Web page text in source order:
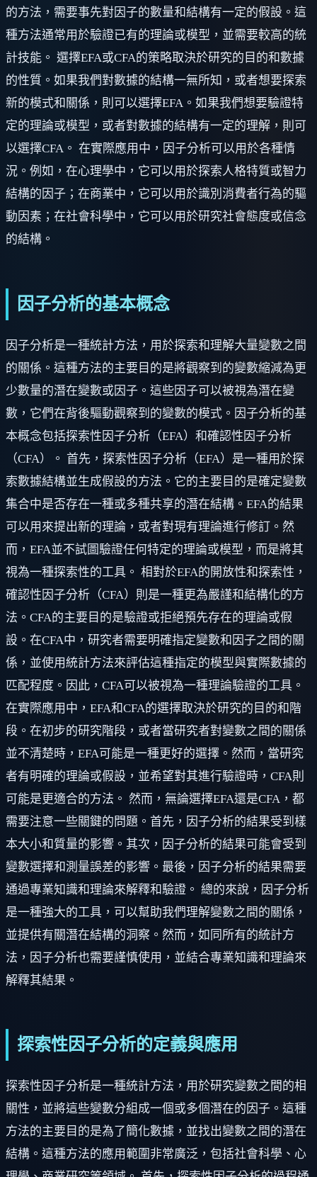
的方法，需要事先對因子的數量和結構有一定的假設。這
種方法通常用於驗證已有的理論或模型，並需要較高的統
計技能。 選擇EFA或CFA的策略取決於研究的目的和數據
的性質。如果我們對數據的結構一無所知，或者想要探索
新的模式和關係，則可以選擇EFA。如果我們想要驗證特
定的理論或模型，或者對數據的結構有一定的理解，則可
以選擇CFA。 在實際應用中，因子分析可以用於各種情
況。例如，在心理學中，它可以用於探索人格特質或智力
結構的因子；在商業中，它可以用於識別消費者行為的驅
動因素；在社會科學中，它可以用於研究社會態度或信念
的結構。
因子分析的基本概念
因子分析是一種統計方法，用於探索和理解大量變數之間
的關係。這種方法的主要目的是將觀察到的變數縮減為更
少數量的潛在變數或因子。這些因子可以被視為潛在變
數，它們在背後驅動觀察到的變數的模式。因子分析的基
本概念包括探索性因子分析（EFA）和確認性因子分析
（CFA）。 首先，探索性因子分析（EFA）是一種用於探
索數據結構並生成假設的方法。它的主要目的是確定變數
集合中是否存在一種或多種共享的潛在結構。EFA的結果
可以用來提出新的理論，或者對現有理論進行修訂。然
而，EFA並不試圖驗證任何特定的理論或模型，而是將其
視為一種探索性的工具。 相對於EFA的開放性和探索性，
確認性因子分析（CFA）則是一種更為嚴謹和結構化的方
法。CFA的主要目的是驗證或拒絕預先存在的理論或假
設。在CFA中，研究者需要明確指定變數和因子之間的關
係，並使用統計方法來評估這種指定的模型與實際數據的
匹配程度。因此，CFA可以被視為一種理論驗證的工具。
在實際應用中，EFA和CFA的選擇取決於研究的目的和階
段。在初步的研究階段，或者當研究者對變數之間的關係
並不清楚時，EFA可能是一種更好的選擇。然而，當研究
者有明確的理論或假設，並希望對其進行驗證時，CFA則
可能是更適合的方法。 然而，無論選擇EFA還是CFA，都
需要注意一些關鍵的問題。首先，因子分析的結果受到樣
本大小和質量的影響。其次，因子分析的結果可能會受到
變數選擇和測量誤差的影響。最後，因子分析的結果需要
通過專業知識和理論來解釋和驗證。 總的來說，因子分析
是一種強大的工具，可以幫助我們理解變數之間的關係，
並提供有關潛在結構的洞察。然而，如同所有的統計方
法，因子分析也需要謹慎使用，並結合專業知識和理論來
解釋其結果。
探索性因子分析的定義與應用
探索性因子分析是一種統計方法，用於研究變數之間的相
關性，並將這些變數分組成一個或多個潛在的因子。這種
方法的主要目的是為了簡化數據，並找出變數之間的潛在
結構。這種方法的應用範圍非常廣泛，包括社會科學、心